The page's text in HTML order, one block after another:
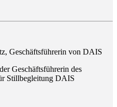
Geschäftsführerin des
Stillbegleitung DAIS